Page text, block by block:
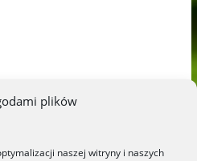
plików
naszej witryny i naszych